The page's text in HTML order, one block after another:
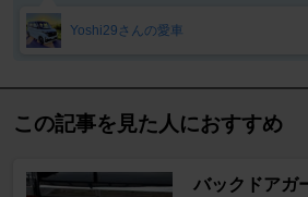
Yoshi29さんの愛車
この記事を見た人におすすめ
バックドアガ